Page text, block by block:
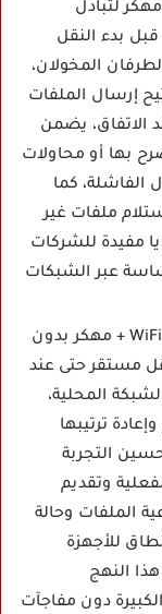
تنزيل تطبيق WiFi Direct مهكر لتبادل
قبل بدء النقل
المخولان،
إرسال الملفات
الاتفاق، يضمن
بها أو محاولات
كما
ملفات غير
مفيدة للشركات
عبر الشبكات
تحميل تطبيق WiFi Direct + مهكر بدون
مستقر حتى عند
المحلية،
ترتيبها
التجربة
وتقديم
الملفات وحالة
للأجهزة
النهج
دون مفاجآت